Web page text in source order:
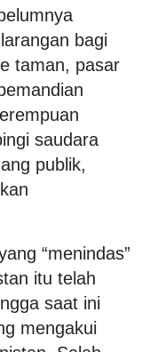
bagi
taman, pasar
saudara
publik,
“menindas”
itu telah
saat ini
mengakui